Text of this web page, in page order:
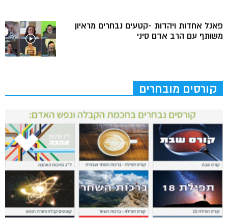
פאנל אחדות ויהדות -קטעים נבחרים מראיון
משותף עם הרב אדם סיני
קורסים מובחרים